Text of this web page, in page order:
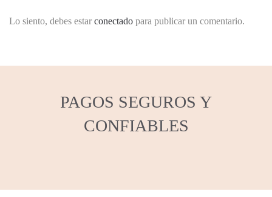
Lo siento, debes estar conectado para publicar un comentario.
PAGOS SEGUROS Y
CONFIABLES